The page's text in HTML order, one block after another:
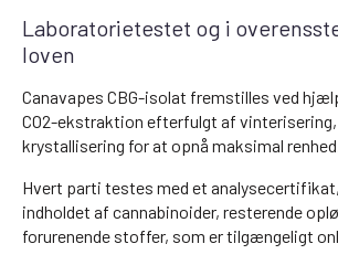
Laboratorietestet og i
loven
Canavapes CBG-isolat fremstilles ved
CO2-ekstraktion efterfulgt af
krystallisering for at opnå maksimal
Hvert parti testes med et
indholdet af cannabinoider, resterende
forurenende stoffer, som er tilgængeligt